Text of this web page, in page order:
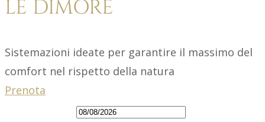
LE DIMORE
Sistemazioni ideate per garantire il massimo del
comfort nel rispetto della natura
Prenota